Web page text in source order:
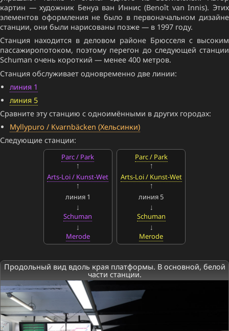
картин — художник Бенуа ван Иннис (Benoît van Innis). Этих
элементов оформления не было в первоначальном дизайне
станции, они были нарисованы позже — в 1997 году.
Станция находится в деловом районе Брюсселя с высоким
пассажиропотоком, поэтому перегон до следующей станции
Schuman очень короткий — менее 400 метров.
Станция обслуживает одновременно две линии:
линия 1
линия 5
Сравните эту станцию с одноимёнными в других городах:
Myllypuro / Kvarnbäcken (Хельсинки)
Следующие станции:
Parc / Park
Arts-Loi / Kunst-Wet
линия 1
Schuman
Merode
Parc / Park
Arts-Loi / Kunst-Wet
линия 5
Schuman
Merode
Продольный вид вдоль края платформы. В основной, белой
части станции.